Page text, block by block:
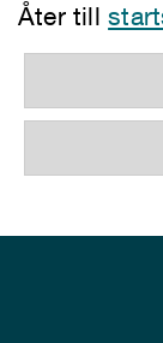
Åter till